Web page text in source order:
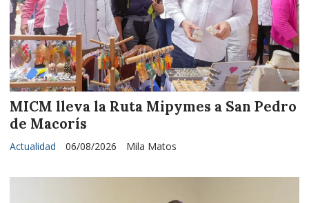
MICM lleva la Ruta Mipymes a San Pedro
de Macorís
Mila Matos
Actualidad 06/08/2026